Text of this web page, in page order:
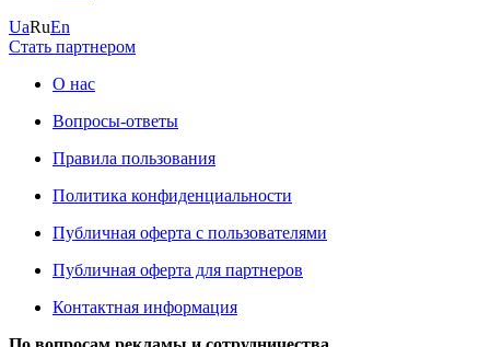
UaRuEn
Стать партнером
О нас
Вопросы-ответы
Правила пользования
Политика конфиденциальности
Публичная оферта с пользователями
Публичная оферта для партнеров
Контактная информация